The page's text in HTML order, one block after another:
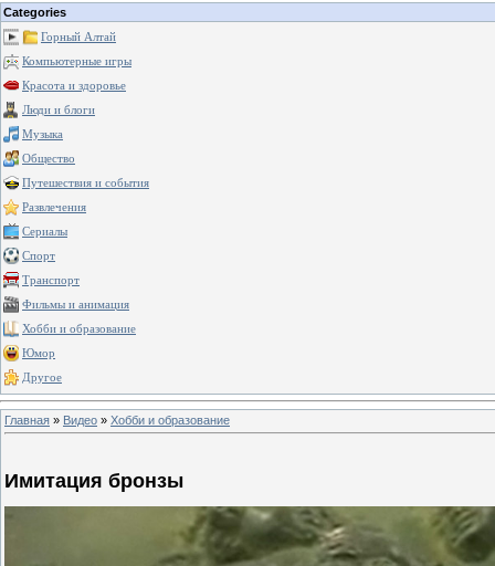
Categories
Горный Алтай
Компьютерные игры
Красота и здоровье
Люди и блоги
Музыка
Общество
Путешествия и события
Развлечения
Сериалы
Спорт
Транспорт
Фильмы и анимация
Хобби и образование
Юмор
Другое
Главная » Видео » Хобби и образование
Имитация бронзы